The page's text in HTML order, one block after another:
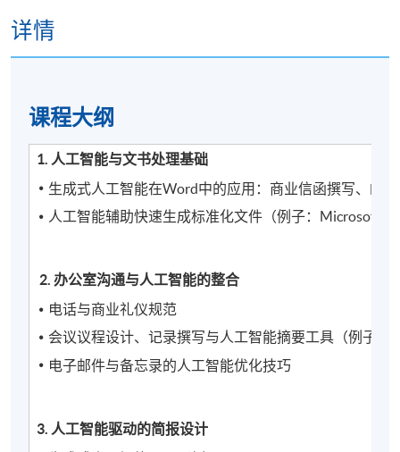
详情
课程​大纲
1. 人工智能与文书处理基础
生成式人工智能在Word中的应用：商业信函撰写、邮
人工智能辅助快速生成标准化文件（例子：Microsoft
2. 办公室沟通与人工智能的整合
电话与商业礼仪规范
会议议程设计、记录撰写与人工智能摘要工具（例子：
电子邮件与备忘录的人工智能优化技巧
3. 人工智能驱动的简报设计